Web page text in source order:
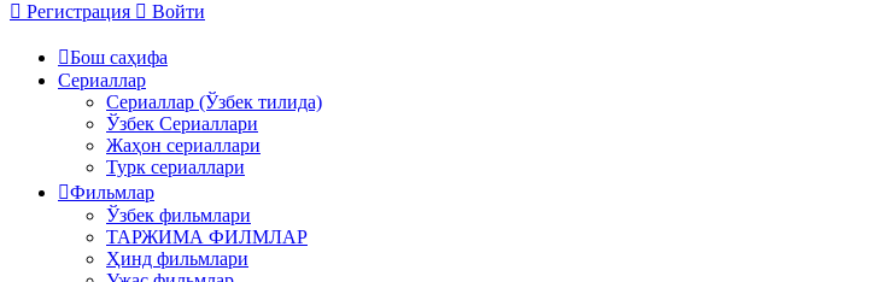
Регистрация Войти
Бош саҳифа
Сериаллар
Сериаллар (Ўзбек тилида)
Ўзбек Сериаллари
Жаҳон сериаллари
Турк сериаллари
Фильмлар
Ўзбек фильмлари
ТАРЖИМА ФИЛМЛАР
Ҳинд фильмлари